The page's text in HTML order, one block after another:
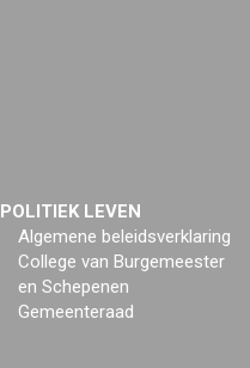
POLITIEK LEVEN
Algemene beleidsverklaring
College van Burgemeester
en Schepenen
Gemeenteraad